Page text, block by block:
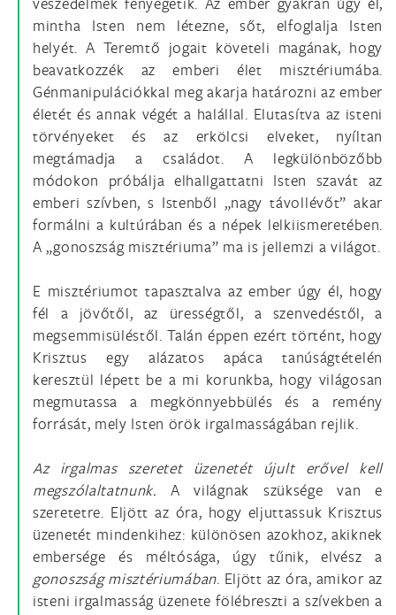
mintha Isten nem létezne, sőt, elfoglalja Isten
helyét. A Teremtő jogait követeli magának, hogy
beavatkozzék az emberi élet misztériumába.
Génmanipulációkkal meg akarja határozni az ember
életét és annak végét a halállal. Elutasítva az isteni
törvényeket és az erkölcsi elveket, nyíltan
megtámadja a családot. A legkülönbözőbb
módokon próbálja elhallgattatni Isten szavát az
emberi szívben, s Istenből „nagy távollévőt” akar
formálni a kultúrában és a népek lelkiismeretében.
A „gonoszság misztériuma” ma is jellemzi a világot.
E misztériumot tapasztalva az ember úgy él, hogy
fél a jövőtől, az ürességtől, a szenvedéstől, a
megsemmisüléstől. Talán éppen ezért történt, hogy
Krisztus egy alázatos apáca tanúságtételén
keresztül lépett be a mi korunkba, hogy világosan
megmutassa a megkönnyebbülés és a remény
forrását, mely Isten örök irgalmasságában rejlik.
Az irgalmas szeretet üzenetét újult erővel kell
megszólaltatnunk. A világnak szüksége van e
szeretetre. Eljött az óra, hogy eljuttassuk Krisztus
üzenetét mindenkihez: különösen azokhoz, akiknek
embersége és méltósága, úgy tűnik, elvész a
gonoszság misztériumában. Eljött az óra, amikor az
isteni irgalmasság üzenete fölébreszti a szívekben a